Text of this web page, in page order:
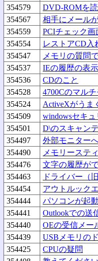
354579
DVD-ROMを
354567
相手にメール
354559
PCIチェック
354554
レストアCD入
354547
メモリの質問
354537
IEの履歴の表
354536
CDのこと
354528
4700Cのマル
354524
ActiveXがうま
354509
windowsセキ
354501
D\のスキャン
354497
外部モニター
354490
メモリーステ
354476
文字の履歴が
354463
ドライバー（
354454
アウトルック
354444
パソコンが起
354441
Outlookでの送
354440
OEの受信メー
354439
USBメモリの
354425
CPUの疑問